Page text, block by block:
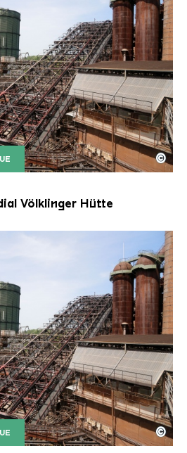
de la Völklinger Hütte
Völklinger Hütte | Karl
©
Völklinger Hütte
de la Völklinger Hütte
Völklinger Hütte | Karl
©